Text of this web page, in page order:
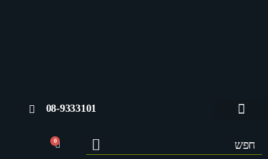
08-9333101
0